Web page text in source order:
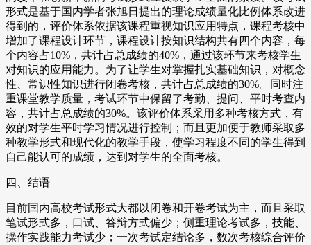
形式是基于国内学者张旭日提出的理论成绩量化比例体系改进
得到的，评价体系依据该课程重视知识应用特点，课程考核中
增加了课程设计环节，课程设计按知识结构共有四个内容，每
个内容占10%，共计占总成绩的40%，通过该环节来考核学生
对知识的应用能力。为了让学生对掌握扎实基础知识，对概念
性、常识性知识进行闭卷考核，共计占总成绩的30%。同时注
重课堂教学质量，考试环节中保留了考勤、提问、平时考查内
容，共计占总成绩的30%。该评价体系采用多种考核方式，有
效的对学生平时学习情况进行控制；而且更加便于教师采取多
种教学形式和现代化的教学手段，使学习程度不同的学生得到
自己能认可的成绩，达到对学生的全面考核。
四、结语
目前国内高校考试形式大都以闭卷和开卷考试为主，而且采取
笔试形式多，口试、答辩方式偏少；侧重理论考试多，技能、
操作实践能力考试少；一次考试定结论多，数次考核综合评价